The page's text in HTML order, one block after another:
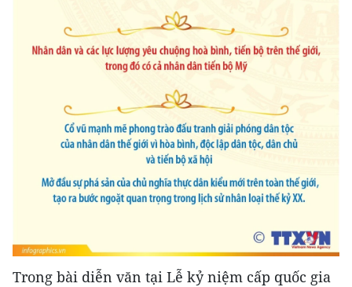
Trong bài diễn văn tại Lễ kỷ niệm cấp quốc gia